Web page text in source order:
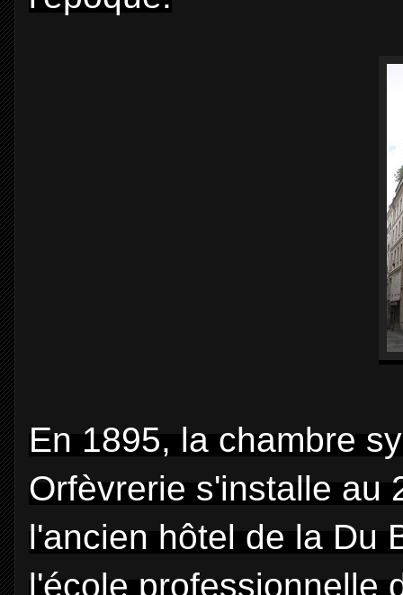
En 1895, la chambre
Orfèvrerie s'installe au
l'ancien hôtel de la Du
l'école professionnelle